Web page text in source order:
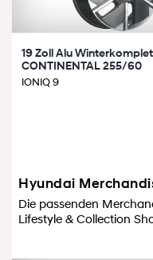
19 Zoll Alu
CONTINENTAL 255/60
IONIQ 9
Hyundai
Die passenden
Lifestyle & Collection